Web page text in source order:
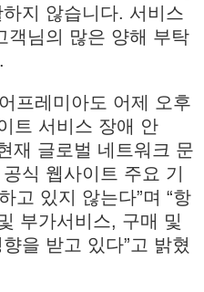
지 않습니다. 서비스
객님의 많은 양해 부탁
프레미아도 어제 오후
트 서비스 장애 안
재 글로벌 네트워크 문
식 웹사이트 주요 기
고 있지 않는다”며 “항
부가서비스, 구매 및
을 받고 있다”고 밝혔